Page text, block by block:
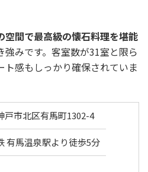
空間で最高級の懐石料理を堪能
強みです。客室数が31室と限ら
ト感もしっかり確保されていま
戸市北区有馬町1302-4
有馬温泉駅より徒歩5分